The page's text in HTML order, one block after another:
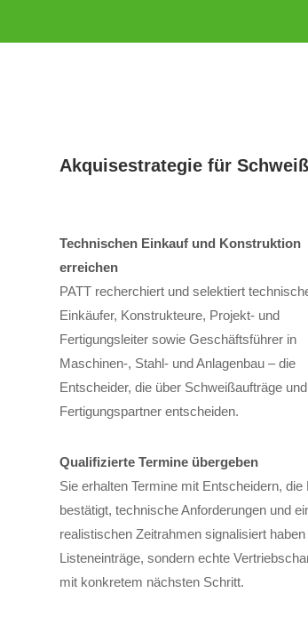
Akquisestrategie für
Technischen Einkauf und Konstruktion
erreichen
PATT recherchiert und selektiert
Einkäufer, Konstrukteure, Projekt- und
Fertigungsleiter sowie Geschäftsführer in
Maschinen-, Stahl- und Anlagenbau – die
Entscheider, die über Schweißaufträge und
Fertigungspartner entscheiden.
Qualifizierte Termine übergeben
Sie erhalten Termine mit Entscheidern, die
bestätigt, technische Anforderungen und
realistischen Zeitrahmen signalisiert
Listeneinträge, sondern echte
mit konkretem nächsten Schritt.